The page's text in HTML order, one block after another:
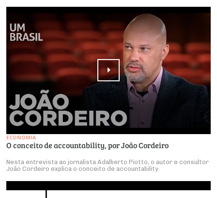
ECONOMIA
O conceito de accountability, por João Cordeiro
Nesta entrevista ao jornalista Adalberto Piotto, o autor e consultor
João Cordeiro explica o conceito de accountability.